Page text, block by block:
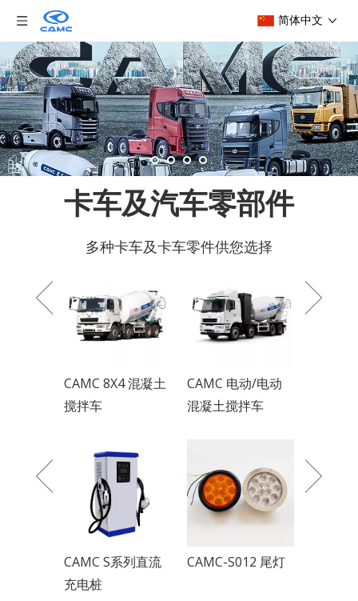
简体中文
卡车及汽车零部件
多种卡车及卡车零件供您选择
CAMC 电动/电动
混凝土搅拌车
CAMC 6X4 牵引车
CAMC-S012 尾灯 CAMC 柴油滤清器